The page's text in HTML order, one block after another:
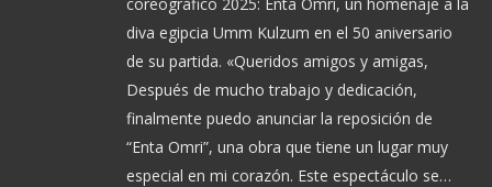
diva egipcia Umm Kulzum en el 50 aniversario
de su partida. «Queridos amigos y amigas,
Después de mucho trabajo y dedicación,
finalmente puedo anunciar la reposición de
“Enta Omri”, una obra que tiene un lugar muy
especial en mi corazón. Este espectáculo se…